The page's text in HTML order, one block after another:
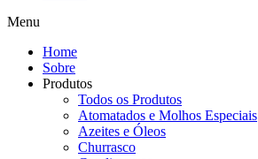
Menu
Home
Sobre
Produtos
Todos os Produtos
Atomatados e Molhos Especiais
Azeites e Óleos
Churrasco